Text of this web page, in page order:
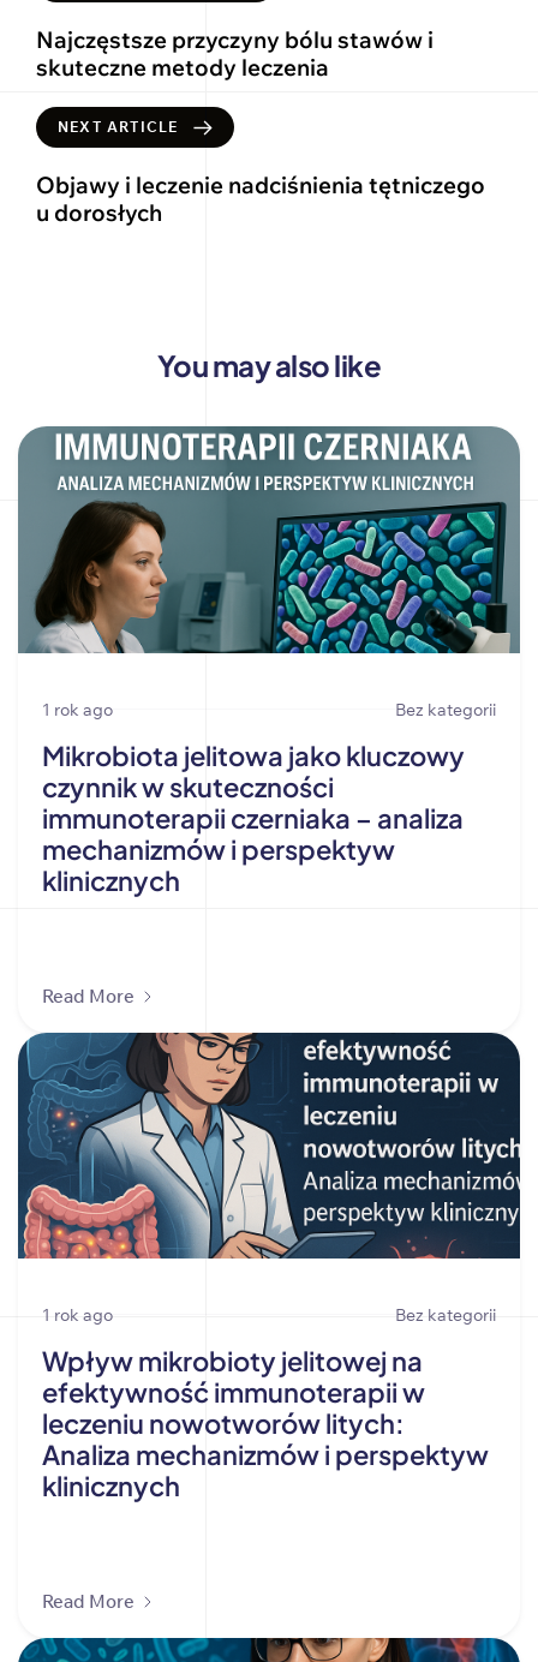
Najczęstsze przyczyny bólu stawów i
skuteczne metody leczenia
NEXT ARTICLE
Objawy i leczenie nadciśnienia tętniczego
u dorosłych
You may also like
1 rok ago Bez kategorii
Mikrobiota jelitowa jako kluczowy
czynnik w skuteczności
immunoterapii czerniaka – analiza
mechanizmów i perspektyw
klinicznych
Read More
1 rok ago Bez kategorii
Wpływ mikrobioty jelitowej na
efektywność immunoterapii w
leczeniu nowotworów litych:
Analiza mechanizmów i perspektyw
klinicznych
Read More